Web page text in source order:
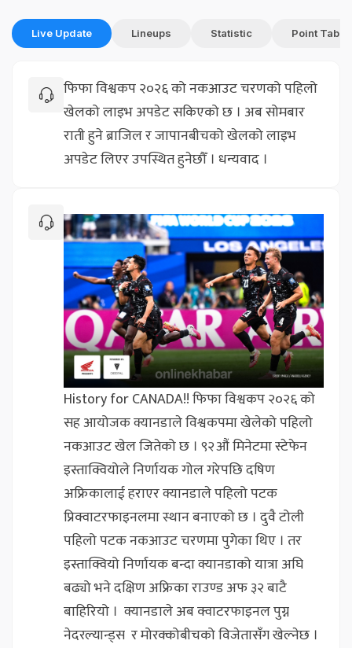
Live Update Lineups Statistic Point Table
फिफा विश्वकप २०२६ को नकआउट चरणको पहिलो
खेलको लाइभ अपडेट सकिएको छ । अब सोमबार
राती हुने ब्राजिल र जापानबीचको खेलको लाइभ
अपडेट लिएर उपस्थित हुनेछौँ । धन्यवाद ।
History for CANADA!! फिफा विश्वकप २०२६ को
सह आयोजक क्यानडाले विश्वकपमा खेलेको पहिलो
नकआउट खेल जितेको छ । ९२औं मिनेटमा स्टेफेन
इस्ताक्वियोले निर्णायक गोल गरेपछि दषिण
अफ्रिकालाई हराएर क्यानडाले पहिलो पटक
प्रिक्वाटरफाइनलमा स्थान बनाएको छ । दुवै टोली
पहिलो पटक नकआउट चरणमा पुगेका थिए । तर
इस्ताक्वियो निर्णायक बन्दा क्यानडाको यात्रा अघि
बढ्यो भने दक्षिण अफ्रिका राउण्ड अफ ३२ बाटै
बाहिरियो । क्यानडाले अब क्वाटरफाइनल पुग्न
नेदरल्यान्ड्स र मोरक्कोबीचको विजेतासँग खेल्नेछ ।